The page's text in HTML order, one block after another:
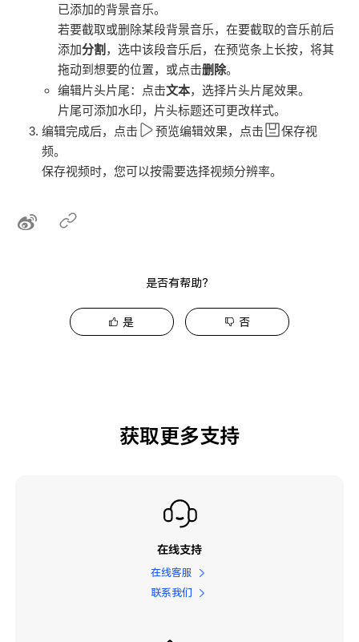
已添加的背景音乐。
若要截取或删除某段背景音乐，在要截取的音乐前后
添加分割 ，选中该段音乐后，在预览条上长按，将其
拖动到想要的位置，或点击删除。
编辑片头片尾：点击文本，选择片头片尾效果。
片尾可添加水印，片头标题还可更改样式。
编辑完成后，点击
预览编辑效果，点击
保存视
频。
保存视频时，您可以按需要选择视频分辨率。
是否有帮助？
是 否
获取更多支持
在线支持
在线客服
联系我们